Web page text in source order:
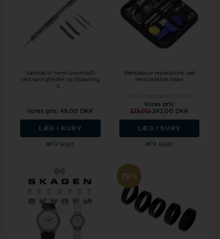
Værktøj til nemt urremskift
ved springfjeder og tilpasning
a...
Vores pris: 49,00 DKK
LÆG I KURV
På lager
Værktøjs ur reparations sæt
med praktisk taske
Vores pris:
225,00242,00 DKK
LÆG I KURV
På lager
19%